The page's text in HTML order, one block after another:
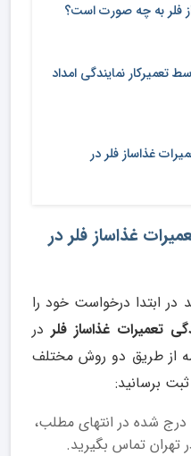
فلر به چه صورت است؟
تعمیرکار نمایندگی امداد
غذاساز فلر در
غذاساز فلر در
در ابتدا درخواست خود را
تعمیرات غذاساز فلر در
از طریق دو روش مختلف
برسانید:
شده در انتهای مطلب،
تهران تماس بگیرید.